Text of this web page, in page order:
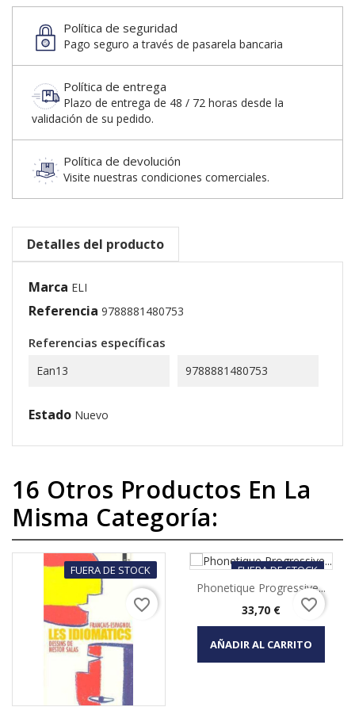
Política de seguridad
Pago seguro a través de pasarela bancaria
Política de entrega
Plazo de entrega de 48 / 72 horas desde la
validación de su pedido.
Política de devolución
Visite nuestras condiciones comerciales.
Detalles del producto
Marca ELI
Referencia 9788881480753
Referencias específicas
Ean13 9788881480753
Estado Nuevo
16 Otros Productos En La
Misma Categoría:
FUERA DE STOCK
favorite_border
FUERA DE STOCK
Phonetique Progressive...
Precio
33,70 €
AÑADIR AL CARRITO
favorite_border